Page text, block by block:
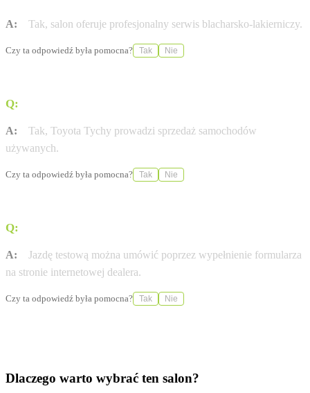
A: Tak, salon oferuje profesjonalny serwis blacharsko-lakierniczy.
Czy ta odpowiedź była pomocna? Tak Nie
Q:
A:
Tak, Toyota Tychy prowadzi sprzedaż samochodów
używanych.
Czy ta odpowiedź była pomocna? Tak Nie
Q:
A:
Jazdę testową można umówić poprzez wypełnienie formularza
na stronie internetowej dealera.
Czy ta odpowiedź była pomocna? Tak Nie
Dlaczego warto wybrać ten salon?